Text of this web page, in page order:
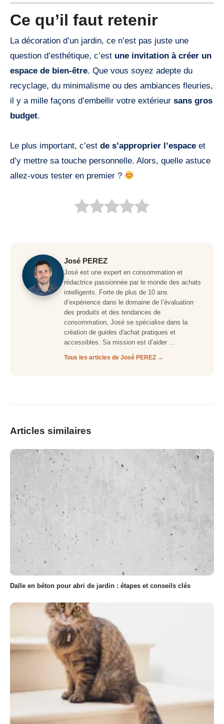
Ce qu’il faut retenir
La décoration d’un jardin, ce n’est pas juste une
question d’esthétique, c’est une invitation à créer un
espace de bien-être. Que vous soyez adepte du
recyclage, du minimalisme ou des ambiances fleuries,
il y a mille façons d’embellir votre extérieur sans gros
budget.
Le plus important, c’est de s’approprier l’espace et
d’y mettre sa touche personnelle. Alors, quelle astuce
allez-vous tester en premier ?
José PEREZ
José est une expert en consommation et
rédactrice passionnée par le monde des achats
intelligents. Forte de plus de 10 ans
d’expérience dans le domaine de l’évaluation
des produits et des tendances de
consommation, José se spécialise dans la
création de guides d'achat pratiques et
accessibles. Sa mission est d’aider …
Tous les articles de José PEREZ →
Articles similaires
Dalle en béton pour abri de jardin : étapes et conseils clés